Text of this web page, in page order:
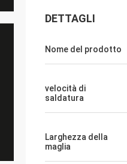
DETTAGLI
Nome del prodotto
velocità di
saldatura
Larghezza della
maglia